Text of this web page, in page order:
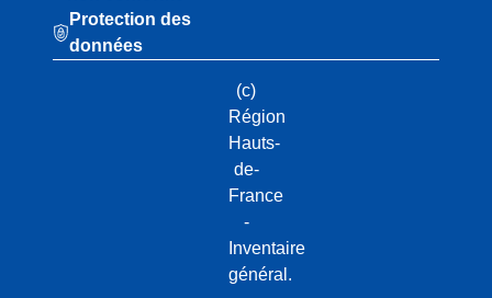
Protection des
données
(c)
Région
Hauts-
de-
France
-
Inventaire
général.